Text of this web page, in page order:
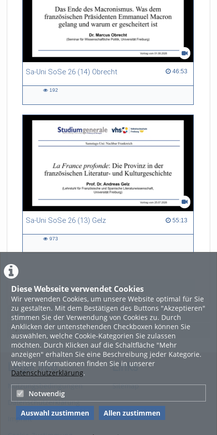
Diese Webseite verwendet Cookies
Wir verwenden Cookies, um unsere Website optimal für Sie
zu gestalten. Mit dem Bestätigen des Buttons "Akzeptieren"
stimmen Sie der Verwendung von Cookies zu. Durch
Anklicken der untenstehenden Checkboxen können Sie
auswählen, welche Cookie-Kategorien Sie zulassen
möchten. Durch Klicken auf die Schaltfläche "Mehr
anzeigen" erhalten Sie eine Beschreibung jeder Kategorie.
Weitere Informationen finden Sie in unserer
Datenschutzerklärung.
Notwendig
Auswahl zustimmen Allen zustimmen
Sa-Uni SoSe 26 (14) Obrecht 46:53
46:53 duration
192
Sa-Uni SoSe 26 (13) Gelz 55:13
55:13 duration
973
LADE MEHR
Featured
Beliebtheit
Legal Info
Nutzungsbedingungen
Datenschutzerklärung
Imprint
Links
Sitemap